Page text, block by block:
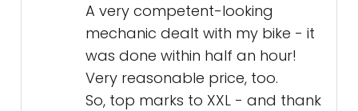
A very competent-looking
mechanic dealt with my bike - it
was done within half an hour!
Very reasonable price, too.
So, top marks to XXL - and thank